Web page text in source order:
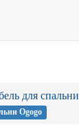
для спальни
Ogogo